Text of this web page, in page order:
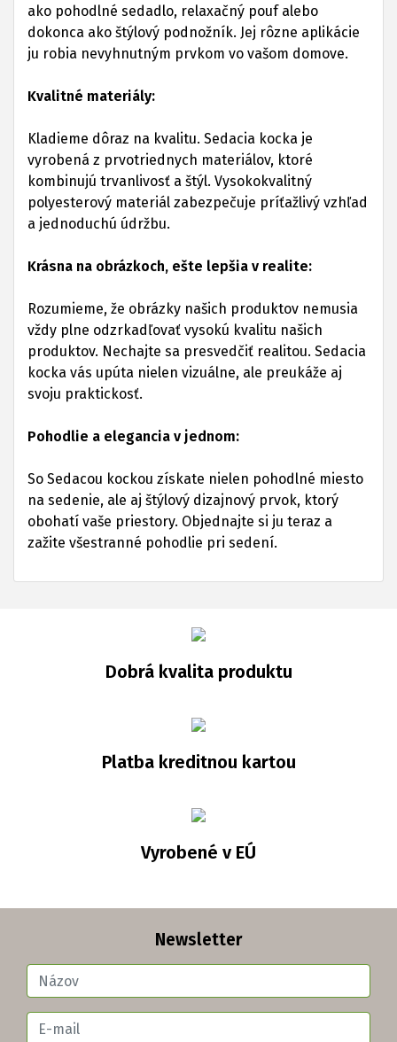
ako pohodlné sedadlo, relaxačný pouf alebo
dokonca ako štýlový podnožník. Jej rôzne aplikácie
ju robia nevyhnutným prvkom vo vašom domove.
Kvalitné materiály:
Kladieme dôraz na kvalitu. Sedacia kocka je
vyrobená z prvotriednych materiálov, ktoré
kombinujú trvanlivosť a štýl. Vysokokvalitný
polyesterový materiál zabezpečuje príťažlivý vzhľad
a jednoduchú údržbu.
Krásna na obrázkoch, ešte lepšia v realite:
Rozumieme, že obrázky našich produktov nemusia
vždy plne odzrkadľovať vysokú kvalitu našich
produktov. Nechajte sa presvedčiť realitou. Sedacia
kocka vás upúta nielen vizuálne, ale preukáže aj
svoju praktickosť.
Pohodlie a elegancia v jednom:
So Sedacou kockou získate nielen pohodlné miesto
na sedenie, ale aj štýlový dizajnový prvok, ktorý
obohatí vaše priestory. Objednajte si ju teraz a
zažite všestranné pohodlie pri sedení.
Dobrá kvalita produktu
Platba kreditnou kartou
Vyrobené v EÚ
Newsletter